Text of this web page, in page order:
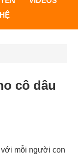
cô dâu
mỗi người con